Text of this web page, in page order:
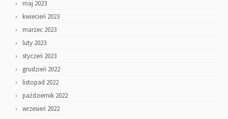
maj 2023
kwiecień 2023
marzec 2023
luty 2023
styczeń 2023
grudzień 2022
listopad 2022
październik 2022
wrzesień 2022